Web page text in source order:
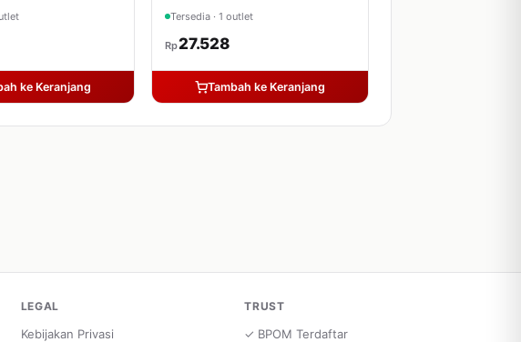
ke Keranjang
Tersedia · 1 outlet
Rp27.528
Tambah ke Keranjang
LEGAL
Kebijakan Privasi
TRUST
✓ BPOM Terdaftar